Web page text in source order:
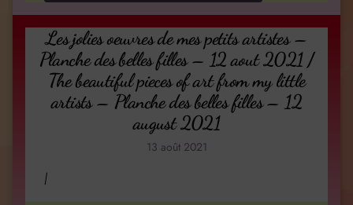
Les jolies oeuvres de mes petits artistes –
Planche des belles filles – 12 aout 2021 /
The beautiful pieces of art from my little
artists – Planche des belles filles – 12
august 2021
13 août 2021
/